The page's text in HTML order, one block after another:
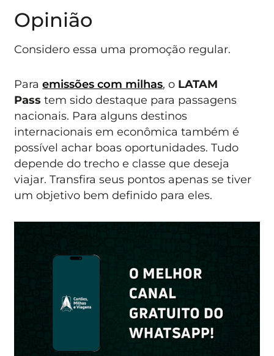
Opinião
Considero essa uma promoção regular.
Paraemissões com milhas, o LATAM
Pass tem sido destaque para passagens
nacionais. Para alguns destinos
internacionais em econômica também é
possível achar boas oportunidades. Tudo
depende do trecho e classe que deseja
viajar. Transfira seus pontos apenas se tiver
um objetivo bem definido para eles.